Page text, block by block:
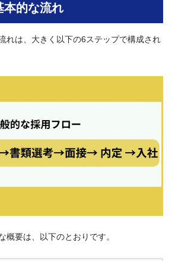
本的な流れ
れは、大きく以下の6ステップで構成され
概要は、以下のとおりです。